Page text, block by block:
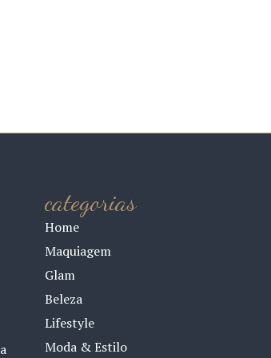
categorias
Home
Maquiagem
Glam
Beleza
Lifestyle
Moda & Estilo